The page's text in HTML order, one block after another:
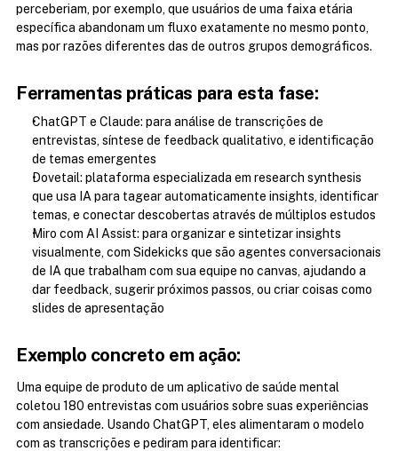
perceberiam, por exemplo, que usuários de uma faixa etária
específica abandonam um fluxo exatamente no mesmo ponto,
mas por razões diferentes das de outros grupos demográficos.
Ferramentas práticas para esta fase:
ChatGPT e Claude: para análise de transcrições de
entrevistas, síntese de feedback qualitativo, e identificação
de temas emergentes
Dovetail: plataforma especializada em research synthesis
que usa IA para tagear automaticamente insights, identificar
temas, e conectar descobertas através de múltiplos estudos
Miro com AI Assist: para organizar e sintetizar insights
visualmente, com Sidekicks que são agentes conversacionais
de IA que trabalham com sua equipe no canvas, ajudando a
dar feedback, sugerir próximos passos, ou criar coisas como
slides de apresentação
Exemplo concreto em ação:
Uma equipe de produto de um aplicativo de saúde mental
coletou 180 entrevistas com usuários sobre suas experiências
com ansiedade. Usando ChatGPT, eles alimentaram o modelo
com as transcrições e pediram para identificar: